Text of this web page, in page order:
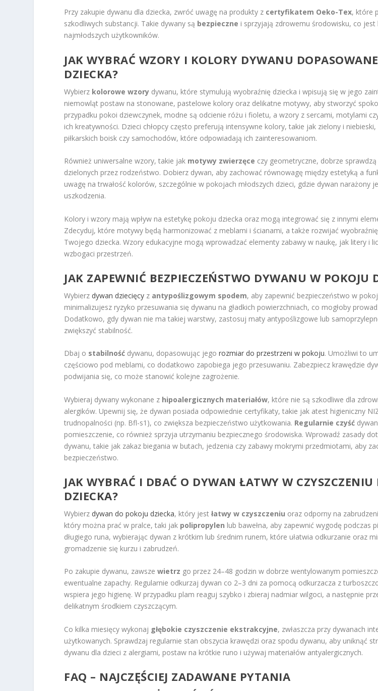
Przy zakupie dywanu dla dziecka, zwróć uwagę na produkty z certyfikatem Oeko-Tex, które
szkodliwych substancji. Takie dywany są bezpieczne i sprzyjają zdrowemu środowisku, co jest
najmłodszych użytkowników.
JAK WYBRAĆ WZORY I KOLORY DYWANU
DZIECKA?
Wybierz kolorowe wzory dywanu, które stymulują wyobraźnię dziecka i wpisują się w jego
niemowląt postaw na stonowane, pastelowe kolory oraz delikatne motywy, aby stworzyć
przypadku pokoi dziewczynek, modne są odcienie różu i fioletu, a wzory z sercami, motylami
ich kreatywności. Dzieci chłopcy często preferują intensywne kolory, takie jak zielony i
piłkarskich boisk czy samochodów, które odpowiadają ich zainteresowaniom.
Również uniwersalne wzory, takie jak motywy zwierzęce czy geometryczne, dobrze
dzielonych przez rodzeństwo. Dobierz dywan, aby zachować równowagę między estetyką a
uwagę na trwałość kolorów, szczególnie w pokojach młodszych dzieci, gdzie dywan narażony
uszkodzenia.
Kolory i wzory mają wpływ na estetykę pokoju dziecka oraz mogą integrować się z innymi
Zdecyduj, które motywy będą harmonizować z meblami i ścianami, a także rozwijać
Twojego dziecka. Wzory edukacyjne mogą wprowadzać elementy zabawy w naukę, jak litery i
wzbogaci przestrzeń.
JAK ZAPEWNIĆ BEZPIECZEŃSTWO DYWANU W POKOJU
Wybierz dywan dziecięcy z antypoślizgowym spodem, aby zapewnić bezpieczeństwo w
minimalizujesz ryzyko przesuwania się dywanu na gładkich powierzchniach, co mogłoby
Dodatkowo, gdy dywan nie ma takiej warstwy, zastosuj maty antypoślizgowe lub
zwiększyć stabilność.
Dbaj o stabilność dywanu, dopasowując jegorozmiar do przestrzeni w pokoju. Umożliwi to
częściowo pod meblami, co dodatkowo zapobiega jego przesuwaniu. Zabezpiecz krawędzie
podwijania się, co może stanowić kolejne zagrożenie.
Wybieraj dywany wykonane z hipoalergicznych materiałów, które nie są szkodliwe dla
alergików. Upewnij się, że dywan posiada odpowiednie certyfikaty, takie jak atest higieniczny
trudnopalności (np. Bfl-s1), co zwiększa bezpieczeństwo użytkowania. Regularnie czyść
pomieszczenie, co również sprzyja utrzymaniu bezpiecznego środowiska. Wprowadź zasady
dywanu, takie jak zakaz biegania w butach, jedzenia czy zabawy mokrymi przedmiotami, aby
bezpieczeństwo.
JAK WYBRAĆ I DBAĆ O DYWAN ŁATWY W CZYSZCZENIU
DZIECKA?
Wybierz dywan do pokoju dziecka, który jestłatwy w czyszczeniu oraz odporny na
który można prać w pralce, taki jak polipropylen lub bawełna, aby zapewnić wygodę podczas
długiego runa, wybierając dywan z krótkim lub średnim runem, które ułatwia odkurzanie oraz
gromadzenie się kurzu i zabrudzeń.
Po zakupie dywanu, zawszewietrz go przez 24–48 godzin w dobrze wentylowanym
ewentualne zapachy. Regularnie odkurzaj dywan co 2–3 dni za pomocą odkurzacza z
wspiera jego higienę. W przypadku plam reaguj szybko i zbieraj nadmiar wilgoci, a następnie
delikatnym środkiem czyszczącym.
Co kilka miesięcy wykonaj głębokie czyszczenie ekstrakcyjne, zwłaszcza przy dywanach
użytkowanych. Sprawdzaj regularnie stan obszycia krawędzi oraz spodu dywanu, aby uniknąć
dywanu dla dzieci z alergiami, postaw na krótkie runo i używaj materiałów antyalergicznych.
FAQ – NAJCZĘŚCIEJ ZADAWANE PYTANIA